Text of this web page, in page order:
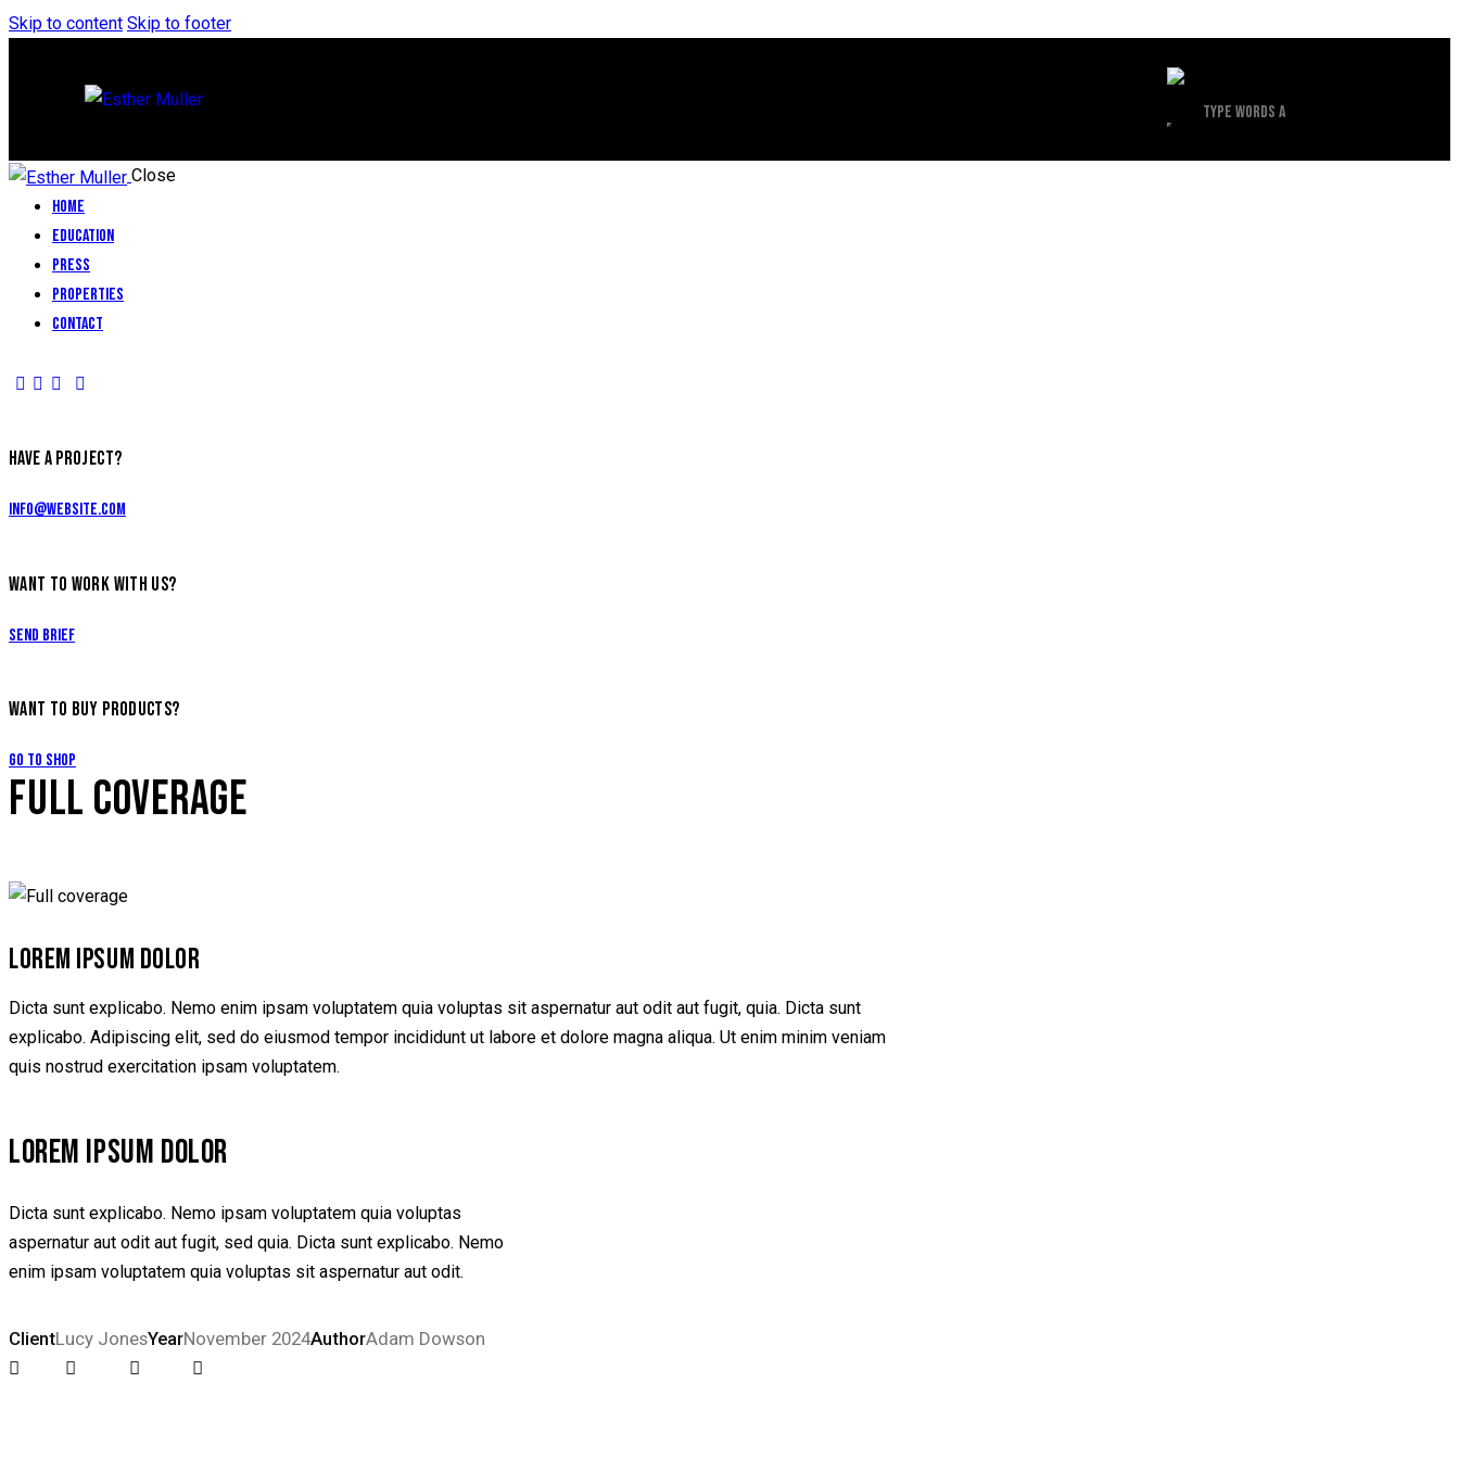
Skip to content Skip to footer
Close
Home
Education
Press
Properties
Contact
HAVE A PROJECT?
info@website.com
WANT TO WORK WITH US?
Send Brief
WANT TO BUY PRODUCTS?
Go to Shop
FULL COVERAGE
LOREM IPSUM DOLOR
Dicta sunt explicabo. Nemo enim ipsam voluptatem quia voluptas sit aspernatur aut odit aut fugit, quia. Dicta sunt
explicabo. Adipiscing elit, sed do eiusmod tempor incididunt ut labore et dolore magna aliqua. Ut enim minim veniam
quis nostrud exercitation ipsam voluptatem.
LOREM IPSUM DOLOR
Dicta sunt explicabo. Nemo ipsam voluptatem quia voluptas
aspernatur aut odit aut fugit, sed quia. Dicta sunt explicabo. Nemo
enim ipsam voluptatem quia voluptas sit aspernatur aut odit.
ClientLucy JonesYearNovember 2024AuthorAdam Dowson